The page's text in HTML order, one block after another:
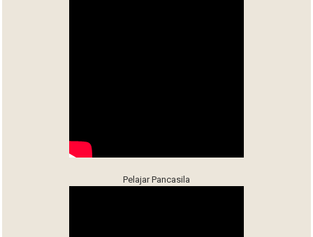
Pelajar Pancasila